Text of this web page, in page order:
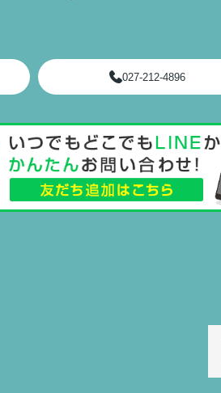
027-212-4896